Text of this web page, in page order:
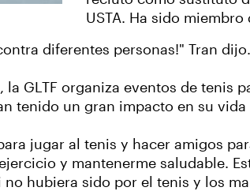
USTA. Ha sido miembro
diferentes personas!" Tran dijo.
GLTF organiza eventos de
tenido un gran impacto en su
jugar al tenis y hacer amigos
y mantenerme saludable.
hubiera sido por el tenis y los